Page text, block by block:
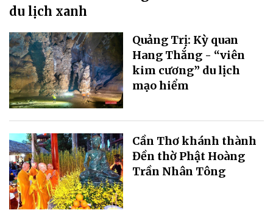
du lịch xanh
Quảng Trị: Kỳ quan
Hang Thắng - “viên
kim cương” du lịch
mạo hiểm
Cần Thơ khánh thành
Đền thờ Phật Hoàng
Trần Nhân Tông